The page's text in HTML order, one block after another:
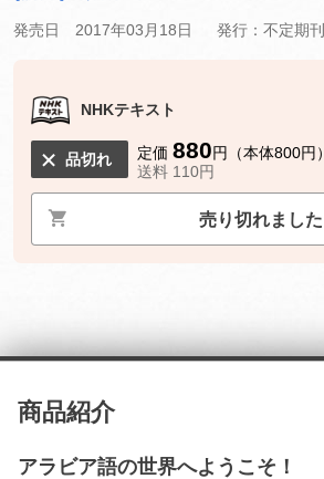
発売日 2017年03月18日 発行：不定期刊
NHKテキスト
品切れ 定価 880円（本体800円）
送料 110円
売り切れました
商品紹介
アラビア語の世界へようこそ！